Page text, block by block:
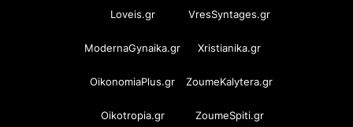
Loveis.gr VresSyntages.gr
ModernaGynaika.gr Xristianika.gr
OikonomiaPlus.gr ZoumeKalytera.gr
Oikotropia.gr ZoumeSpiti.gr